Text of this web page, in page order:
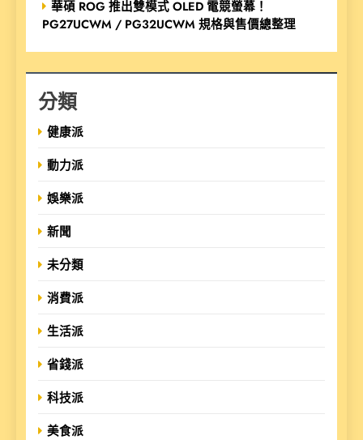
華碩 ROG 推出雙模式 OLED 電競螢幕！
PG27UCWM / PG32UCWM 規格與售價總整理
分類
健康派
動力派
娛樂派
新聞
未分類
消費派
生活派
省錢派
科技派
美食派